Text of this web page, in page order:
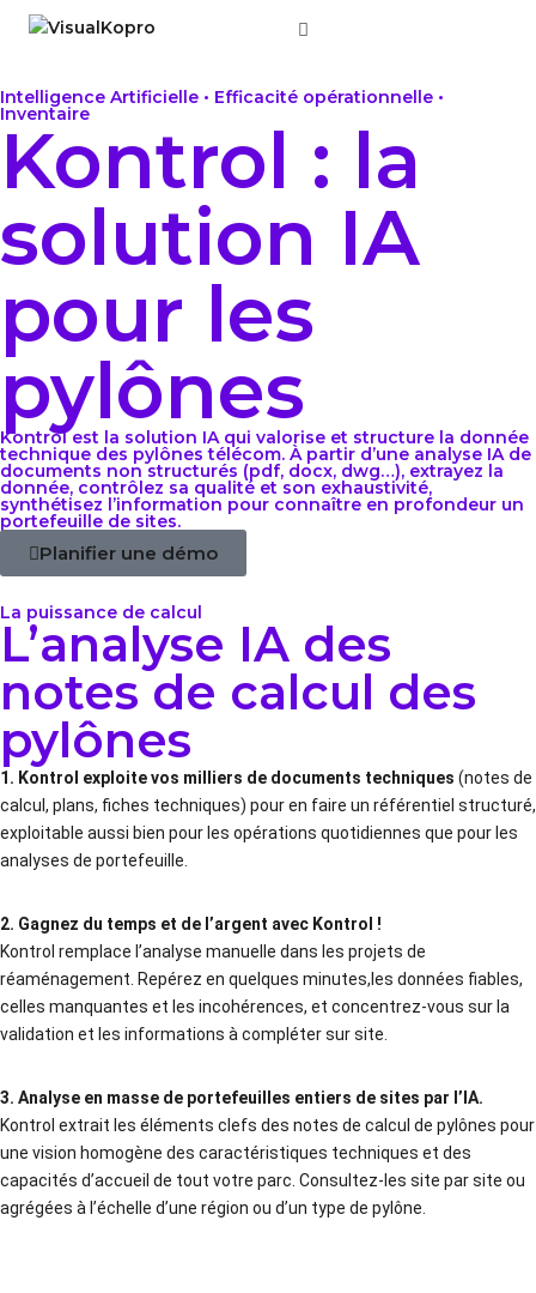
au
contenu
Intelligence Artificielle • Efficacité opérationnelle •
Inventaire
Kontrol : la
solution IA
pour les
pylônes
Kontrol est la solution IA qui valorise et structure la donnée
technique des pylônes télécom. À partir d’une analyse IA de
documents non structurés (pdf, docx, dwg…), extrayez la
donnée, contrôlez sa qualité et son exhaustivité,
synthétisez l’information pour connaître en profondeur un
portefeuille de sites.
Planifier une démo
La puissance de calcul
L’analyse IA des
notes de calcul des
pylônes
1. Kontrol exploite vos milliers de documents techniques (notes de
calcul, plans, fiches techniques) pour en faire un référentiel structuré,
exploitable aussi bien pour les opérations quotidiennes que pour les
analyses de portefeuille.
2. Gagnez du temps et de l’argent avec Kontrol !
Kontrol remplace l’analyse manuelle dans les projets de
réaménagement. Repérez en quelques minutes,les données fiables,
celles manquantes et les incohérences, et concentrez-vous sur la
validation et les informations à compléter sur site.
3. Analyse en masse de portefeuilles entiers de sites par l’IA.
Kontrol extrait les éléments clefs des notes de calcul de pylônes pour
une vision homogène des caractéristiques techniques et des
capacités d’accueil de tout votre parc. Consultez-les site par site ou
agrégées à l’échelle d’une région ou d’un type de pylône.